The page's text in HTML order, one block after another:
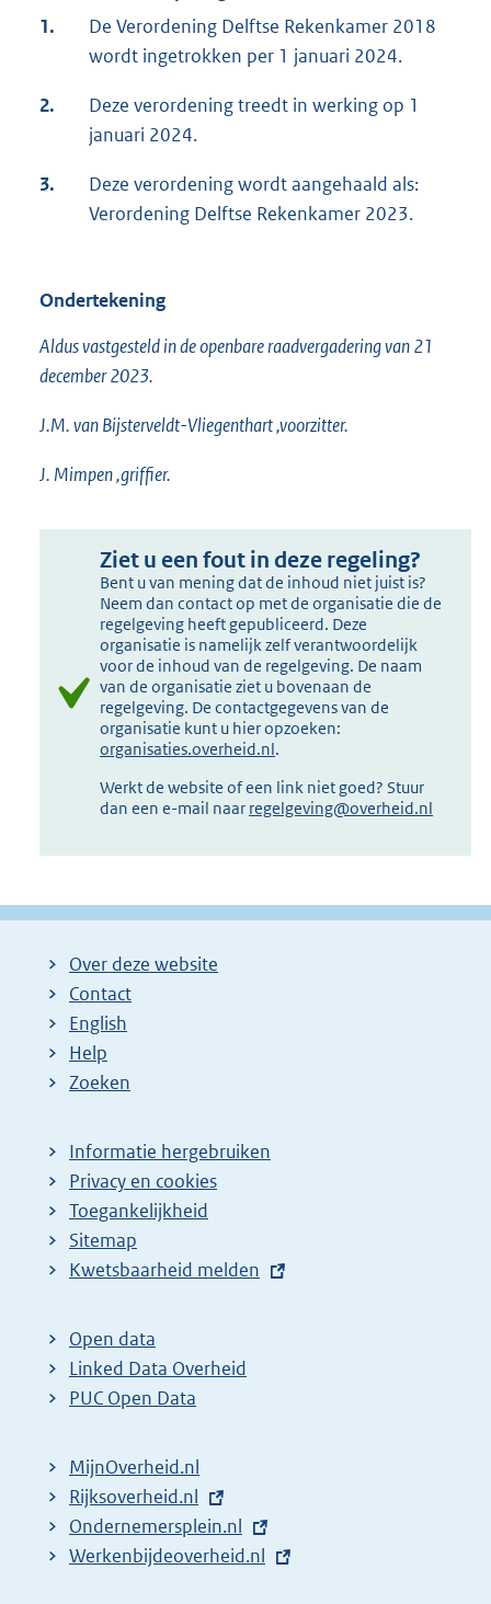
1.
De Verordening Delftse Rekenkamer 2018
wordt ingetrokken per 1 januari 2024.
2.
Deze verordening treedt in werking op 1
januari 2024.
3.
Deze verordening wordt aangehaald als:
Verordening Delftse Rekenkamer 2023.
Ondertekening
Aldus vastgesteld in de openbare raadvergadering van 21
december 2023.
J.M. van Bijsterveldt-Vliegenthart ,voorzitter.
J. Mimpen ,griffier.
Ziet u een fout in deze regeling?
Bent u van mening dat de inhoud niet juist is?
Neem dan contact op met de organisatie die de
regelgeving heeft gepubliceerd. Deze
organisatie is namelijk zelf verantwoordelijk
voor de inhoud van de regelgeving. De naam
van de organisatie ziet u bovenaan de
regelgeving. De contactgegevens van de
organisatie kunt u hier opzoeken:
organisaties.overheid.nl.
Werkt de website of een link niet goed? Stuur
dan een e-mail naar regelgeving@overheid.nl
Over deze website
Contact
English
Help
Zoeken
Informatie hergebruiken
Privacy en cookies
Toegankelijkheid
Sitemap
E
t
e
r
l
i
n
k
Kwetsbaarheid melden
Open data
Linked Data Overheid
PUC Open Data
MijnOverheid.nl
E
x
t
Rijksoverheid.nl
E
x
Ondernemersplein.nl
E
Werkenbijdeoverheid.nl